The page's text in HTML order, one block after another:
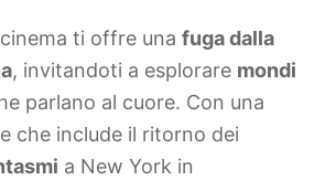
ti offre una fuga dalla
, invitandoti a esplorare mondi
parlano al cuore. Con una
che include il ritorno dei
a New York in